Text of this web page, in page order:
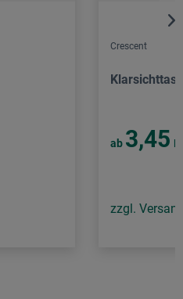
Crescent
ab 3,45
zzgl.